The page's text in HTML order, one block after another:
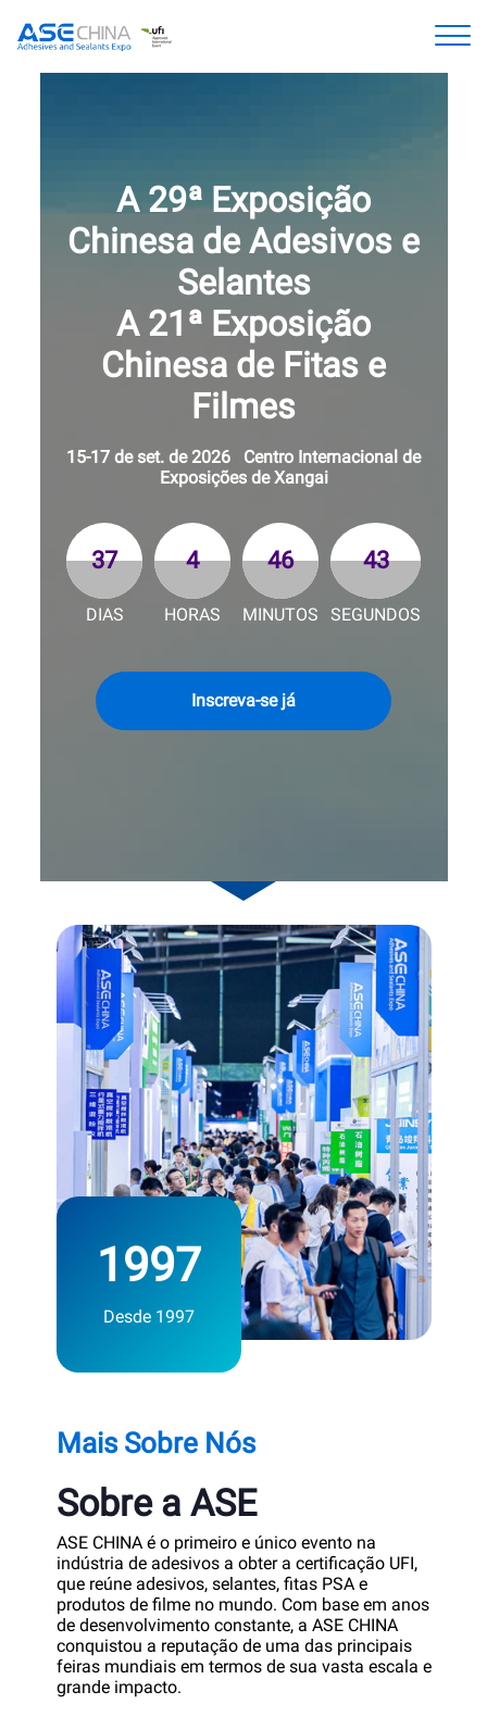
A 29ª Exposição
Chinesa de Adesivos e
Selantes
A 21ª Exposição
Chinesa de Fitas e
Filmes
15-17 de set. de 2026 Centro Internacional de
Exposições de Xangai
37
DIAS
4
HORAS
46
MINUTOS
41
SEGUNDOS
Inscreva-se já
Mais Sobre Nós
Sobre a ASE
ASE CHINA é o primeiro e único evento na
indústria de adesivos a obter a certificação UFI,
que reúne adesivos, selantes, fitas PSA e
produtos de filme no mundo. Com base em anos
de desenvolvimento constante, a ASE CHINA
conquistou a reputação de uma das principais
feiras mundiais em termos de sua vasta escala e
grande impacto.
1997
Desde 1997